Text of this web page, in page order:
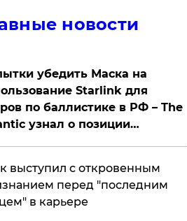
новости
убедить Маска на
Starlink для
по баллистике в РФ – The
узнал о позиции
выступил с откровенным
перед "последним
в карьере